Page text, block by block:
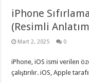
iPhone
(Resimli
Mart 2, 2025 0
iPhone, iOS ismi verilen
çalıştırılır. iOS, Apple